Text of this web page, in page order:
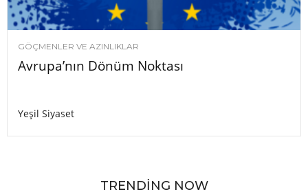
GÖÇMENLER VE AZINLIKLAR
Avrupa’nın Dönüm Noktası
Yeşil Siyaset
TRENDING NOW